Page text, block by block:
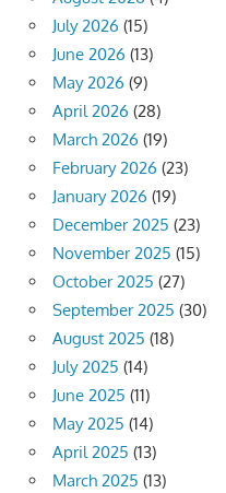
July 2026 (15)
June 2026 (13)
May 2026 (9)
April 2026 (28)
March 2026 (19)
February 2026 (23)
January 2026 (19)
December 2025 (23)
November 2025 (15)
October 2025 (27)
September 2025 (30)
August 2025 (18)
July 2025 (14)
June 2025 (11)
May 2025 (14)
April 2025 (13)
March 2025 (13)